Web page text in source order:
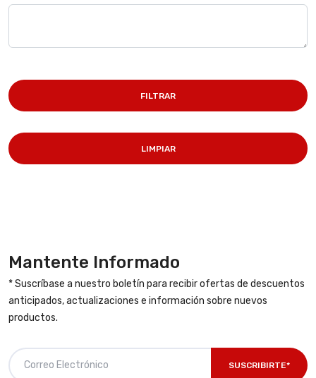
FILTRAR
LIMPIAR
Mantente Informado
* Suscríbase a nuestro boletín para recibir ofertas de descuentos
anticipados, actualizaciones e información sobre nuevos
productos.
SUSCRIBIRTE*